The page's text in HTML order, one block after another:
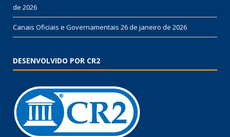
de 2026
Canais Oficiais e Governamentais 26 de janeiro de 2026
DESENVOLVIDO POR CR2